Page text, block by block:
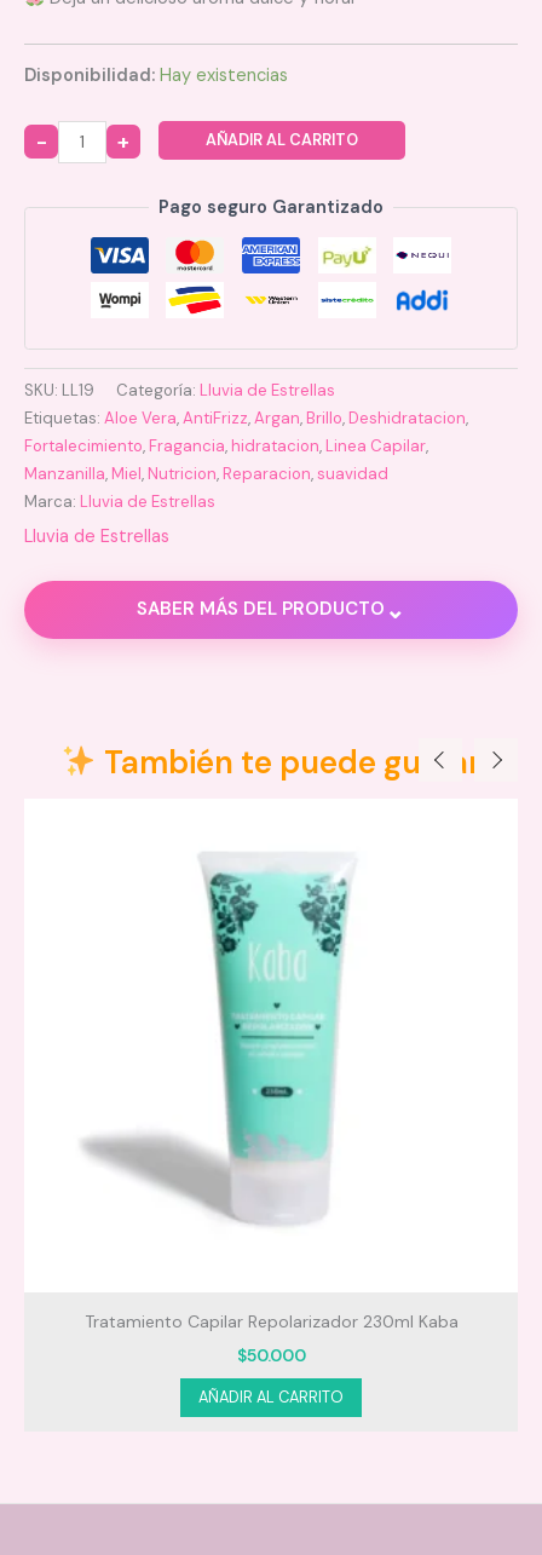
Disponibilidad: Hay existencias
Quantity
AÑADIR AL CARRITO
Pago seguro Garantizado
SKU: LL19 Categoría: Lluvia de Estrellas
Etiquetas: Aloe Vera,AntiFrizz,Argan, Brillo, Deshidratacion,
Fortalecimiento, Fragancia, hidratacion, Linea Capilar,
Manzanilla, Miel, Nutricion, Reparacion,suavidad
Marca: Lluvia de Estrellas
Lluvia de Estrellas
SABER MÁS DEL PRODUCTO ⌄
También te puede gustar
Tratamiento Capilar Repolarizador 230ml Kaba
$50.000
AÑADIR AL CARRITO